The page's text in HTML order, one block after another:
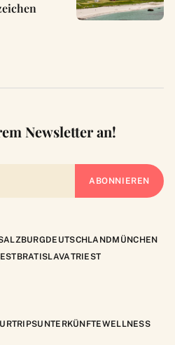
DEUTSCHLANDMÜNCHEN
BRATISLAVATRIEST
TRIPSUNTERKÜNFTEWELLNESS
Newsletter an!